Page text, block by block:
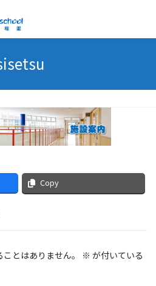
Copy
とはありません。 ※ が付いている